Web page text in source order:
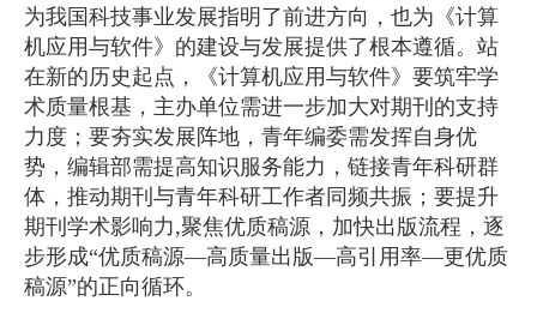
为我国科技事业发展指明了前进方向，也为《计算
机应用与软件》的建设与发展提供了根本遵循。站
在新的历史起点，《计算机应用与软件》要筑牢学
术质量根基，主办单位需进一步加大对期刊的支持
力度；要夯实发展阵地，青年编委需发挥自身优
势，编辑部需提高知识服务能力，链接青年科研群
体，推动期刊与青年科研工作者同频共振；要提升
期刊学术影响力,聚焦优质稿源，加快出版流程，逐
步形成“优质稿源—高质量出版—高引用率—更优质
稿源”的正向循环。